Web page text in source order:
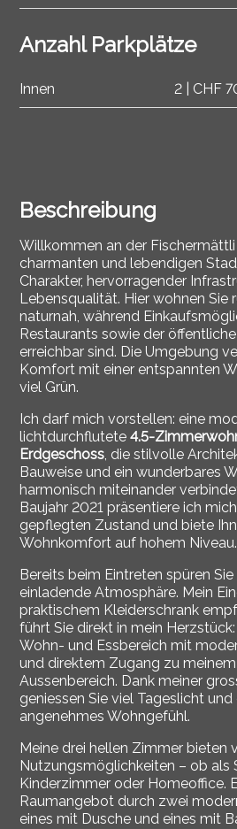
Beschreibung
Willkommen an der Fischermättli
charmanten und lebendigen
Charakter, hervorragender
Lebensqualität. Hier wohnen Sie
naturnah, während
Restaurants sowie der
erreichbar sind. Die Umgebung
Komfort mit einer entspannten
viel Grün.
Ich darf mich vorstellen: eine
lichtdurchflutete4.5-
Erdgeschoss, die stilvolle
Bauweise und ein wunderbares
harmonisch miteinander
Baujahr 2021 präsentiere ich
gepflegten Zustand und biete
Wohnkomfort auf hohem Niveau.
Bereits beim Eintreten spüren
einladende Atmosphäre. Mein
praktischem Kleiderschrank
führt Sie direkt in mein
Wohn- und Essbereich mit
und direktem Zugang zu
Aussenbereich. Dank meiner
geniessen Sie viel Tageslicht
angenehmes Wohngefühl.
Meine drei hellen Zimmer bieten
Nutzungsmöglichkeiten – ob als
Kinderzimmer oder Homeoffice.
Raumangebot durch zwei
eines mit Dusche und eines mit
Anzahl Parkplätze
Innen 2 | CHF